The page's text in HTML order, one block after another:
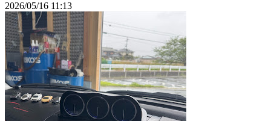
2026/05/16 11:13